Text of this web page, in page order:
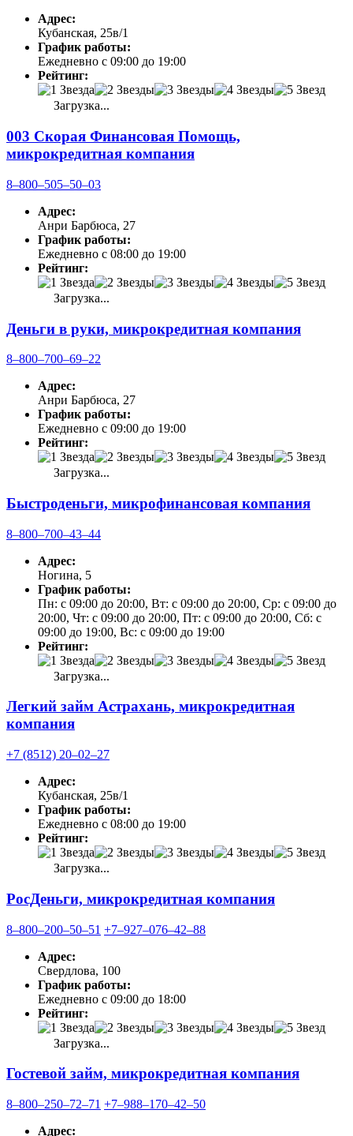
Адрес:
Кубанская, 25в/1
График работы:
Ежедневно с 09:00 до 19:00
Рейтинг:
Загрузка...
003 Скорая Финансовая Помощь,
микрокредитная компания
8‒800‒505‒50‒03
Адрес:
Анри Барбюса, 27
График работы:
Ежедневно с 08:00 до 19:00
Рейтинг:
Загрузка...
Деньги в руки, микрокредитная компания
8‒800‒700‒69‒22
Адрес:
Анри Барбюса, 27
График работы:
Ежедневно с 09:00 до 19:00
Рейтинг:
Загрузка...
Быстроденьги, микрофинансовая компания
8‒800‒700‒43‒44
Адрес:
Ногина, 5
График работы:
Пн: с 09:00 до 20:00, Вт: с 09:00 до 20:00, Ср: с 09:00 до
20:00, Чт: с 09:00 до 20:00, Пт: с 09:00 до 20:00, Сб: с
09:00 до 19:00, Вс: с 09:00 до 19:00
Рейтинг:
Загрузка...
Легкий займ Астрахань, микрокредитная
компания
+7 (8512) 20‒02‒27
Адрес:
Кубанская, 25в/1
График работы:
Ежедневно с 08:00 до 19:00
Рейтинг:
Загрузка...
РосДеньги, микрокредитная компания
8‒800‒200‒50‒51 +7‒927‒076‒42‒88
Адрес:
Свердлова, 100
График работы:
Ежедневно с 09:00 до 18:00
Рейтинг:
Загрузка...
Гостевой займ, микрокредитная компания
8‒800‒250‒72‒71 +7‒988‒170‒42‒50
Адрес: